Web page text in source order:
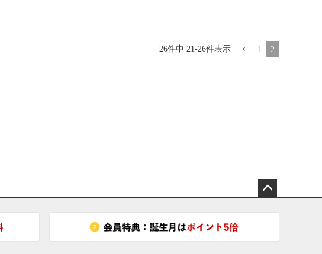
26件中 21-26件表示 1 2
へ